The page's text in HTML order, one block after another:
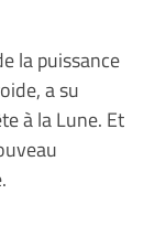
la puissance
a su
à la Lune. Et